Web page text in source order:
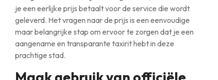
je een eerlijke prijs betaalt voor de service die wordt
geleverd. Het vragen naar de prijs is een eenvoudige
maar belangrijke stap om ervoor te zorgen dat je een
aangename en transparante taxirit hebt in deze
prachtige stad.